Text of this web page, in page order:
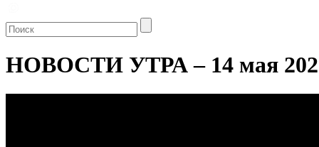
НОВОСТИ УТРА – 14 мая